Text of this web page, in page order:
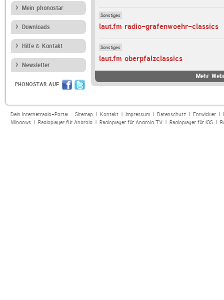
Mein phonostar
Downloads
Hilfe & Kontakt
Newsletter
PHONOSTAR AUF
Sonstiges
laut.fm radio-grafenwoehr-classics
Sonstiges
laut.fm oberpfalzclassics
Mehr
Dein Internetradio-Portal : Sitemap| Kontakt| Impressum| Datenschutz| Entwickler|
Windows| Radioplayer für Android| Radioplayer für Android TV| Radioplayer für iOS|